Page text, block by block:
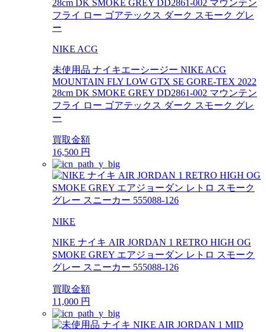
NIKE ACG
未使用品 ナイキエーシージー NIKE ACG
MOUNTAIN FLY LOW GTX SE GORE-TEX 2022
28cm DK SMOKE GREY DD2861-002 マウンテン
フライ ロー ゴアテックス ダーク スモーク グレ
ー
買取金額
16,500 円
NIKE
NIKE ナイキ AIR JORDAN 1 RETRO HIGH OG
SMOKE GREY エアジョーダン レトロ スモーク
グレー スニーカー 555088-126
買取金額
11,000 円